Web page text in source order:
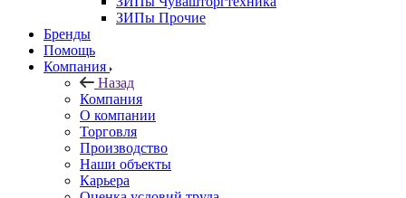
ЗИПы Прочие
Бренды
Помощь
Компания
Назад
Компания
О компании
Торговля
Производство
Наши объекты
Карьера